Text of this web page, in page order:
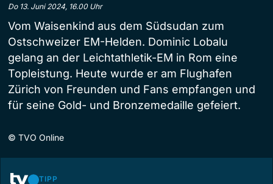
Do 13. Juni 2024, 16.00 Uhr
Vom Waisenkind aus dem Südsudan zum
Ostschweizer EM-Helden. Dominic Lobalu
gelang an der Leichtathletik-EM in Rom eine
Topleistung. Heute wurde er am Flughafen
Zürich von Freunden und Fans empfangen und
für seine Gold- und Bronzemedaille gefeiert.
© TVO Online
TIPP